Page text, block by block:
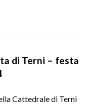
di Terni – festa
Cattedrale di Terni